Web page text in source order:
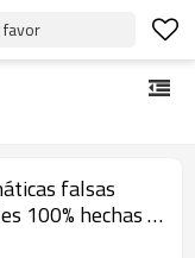
favor
falsas
100% hechas a